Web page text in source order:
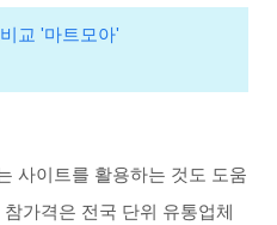
교 '마트모아'
사이트를 활용하는 것도 도움
참가격은 전국 단위 유통업체